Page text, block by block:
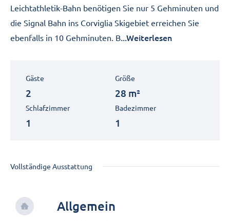
Leichtathletik-Bahn benötigen Sie nur 5 Gehminuten und
die Signal Bahn ins Corviglia Skigebiet erreichen Sie
ebenfalls in 10 Gehminuten. B...Weiterlesen
Gäste
2
Größe
28 m²
Schlafzimmer
1
Badezimmer
1
Vollständige Ausstattung
Allgemein